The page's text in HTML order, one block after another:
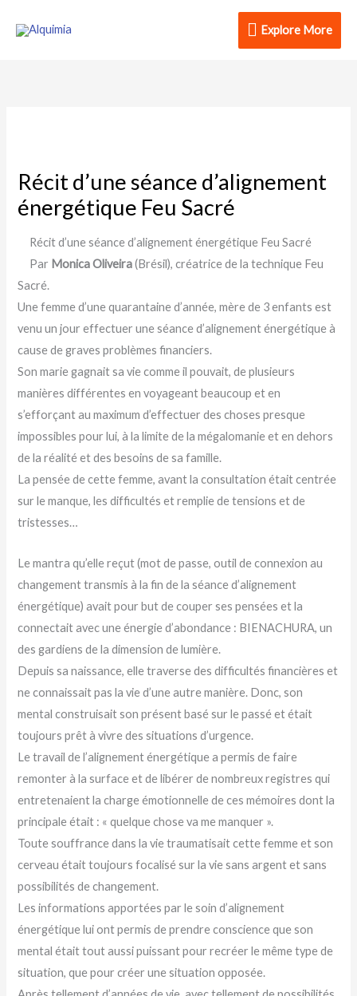
Explore
Explore More
Récit d’une séance d’alignement
énergétique Feu Sacré
Récit d’une séance d’alignement énergétique Feu Sacré
Par Monica Oliveira(Brésil), créatrice de la technique Feu
Sacré.
Une femme d’une quarantaine d’année, mère de 3 enfants est
venu un jour effectuer une séance d’alignement énergétique à
cause de graves problèmes financiers.
Son marie gagnait sa vie comme il pouvait, de plusieurs
manières différentes en voyageant beaucoup et en
s’efforçant au maximum d’effectuer des choses presque
impossibles pour lui, à la limite de la mégalomanie et en dehors
de la réalité et des besoins de sa famille.
La pensée de cette femme, avant la consultation était centrée
sur le manque, les difficultés et remplie de tensions et de
tristesses…
Le mantra qu’elle reçut (mot de passe, outil de connexion au
changement transmis à la fin de la séance d’alignement
énergétique) avait pour but de couper ses pensées et la
connectait avec une énergie d’abondance : BIENACHURA, un
des gardiens de la dimension de lumière.
Depuis sa naissance, elle traverse des difficultés financières et
ne connaissait pas la vie d’une autre manière. Donc, son
mental construisait son présent basé sur le passé et était
toujours prêt à vivre des situations d’urgence.
Le travail de l’alignement énergétique a permis de faire
remonter à la surface et de libérer de nombreux registres qui
entretenaient la charge émotionnelle de ces mémoires dont la
principale était : « quelque chose va me manquer ».
Toute souffrance dans la vie traumatisait cette femme et son
cerveau était toujours focalisé sur la vie sans argent et sans
possibilités de changement.
Les informations apportées par le soin d’alignement
énergétique lui ont permis de prendre conscience que son
mental était tout aussi puissant pour recréer le même type de
situation, que pour créer une situation opposée.